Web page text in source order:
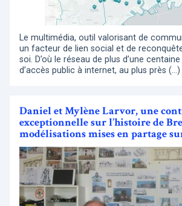
Le multimédia, outil valorisant de
un facteur de lien social et de
soi. D’où le réseau de plus d’une
d’accès public à internet, au plus près (…)
Daniel et Mylène Larvor, une
exceptionnelle sur l’histoire de
modélisations mises en partage